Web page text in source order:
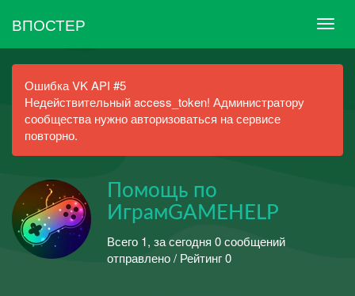
ВПОСТЕР
Ошибка VK API #5
Недействительный access_token! Администратору
сообщества нужно авторизоваться на сервисе
повторно.
Помощь по
ИграмGAMEHELP
Всего 1, за сегодня 0 сообщений
отправлено / Рейтинг 0